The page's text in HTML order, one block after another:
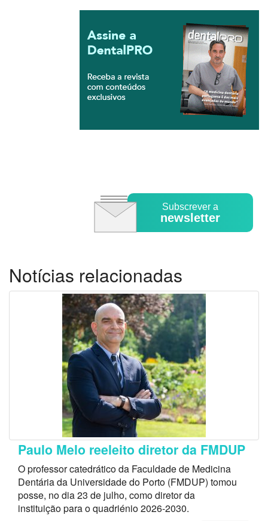
Subscrever a
newsletter
Notícias relacionadas
Paulo Melo reeleito diretor da FMDUP
O professor catedrático da Faculdade de Medicina
Dentária da Universidade do Porto (FMDUP) tomou
posse, no dia 23 de julho, como diretor da
instituição para o quadriénio 2026-2030.